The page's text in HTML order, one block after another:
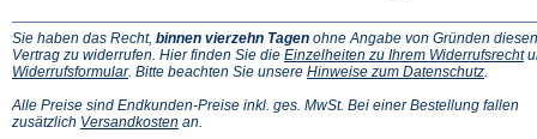
Sie haben das Recht, binnen vierzehn Tagen ohne Angabe von Gründen diesen
Vertrag zu widerrufen. Hier finden Sie die Einzelheiten zu Ihrem Widerrufsrecht
Widerrufsformular(Öffnet
einem
neuen
. Bitte beachten Sie unsere Hinweise zum Datenschutz(Öffnet
einem
Alle Preise sind Endkunden-Preise inkl. ges. MwSt. Bei einer Bestellung fallen
zusätzlich Versandkosten (Öffnet
an.